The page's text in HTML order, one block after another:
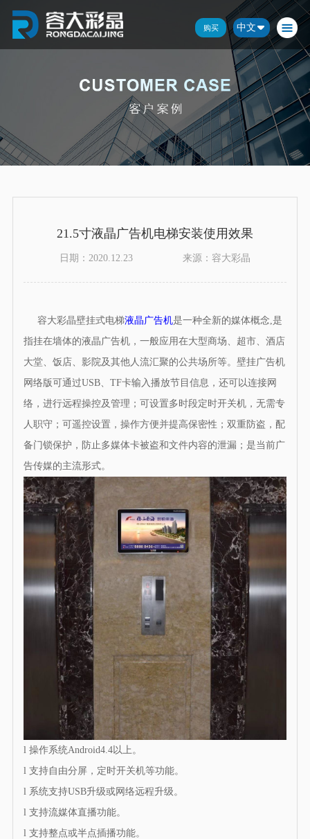
购买 中文
21.5寸液晶广告机电梯安装使用效果
日期：2020.12.23 来源：容大彩晶
容大彩晶壁挂式电梯液晶广告机是一种全新的媒体概念,是
指挂在墙体的液晶广告机，一般应用在大型商场、超市、酒店
大堂、饭店、影院及其他人流汇聚的公共场所等。壁挂广告机
网络版可通过USB、TF卡输入播放节目信息，还可以连接网
络，进行远程操控及管理；可设置多时段定时开关机，无需专
人职守；可遥控设置，操作方便并提高保密性；双重防盗，配
备门锁保护，防止多媒体卡被盗和文件内容的泄漏；是当前广
告传媒的主流形式。
l 操作系统Android4.4以上。
l 支持自由分屏，定时开关机等功能。
l 系统支持USB升级或网络远程升级。
l 支持流媒体直播功能。
l 支持整点或半点插播功能。